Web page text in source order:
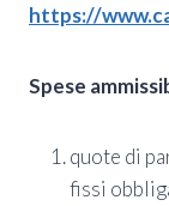
https://
Spese
quote di
fissi